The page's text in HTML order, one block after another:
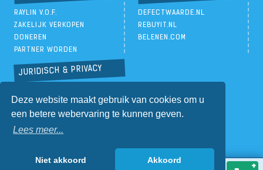
Deze website maakt gebruik van cookies om u
een betere webervaring te kunnen geven.
Lees meer...
Niet akkoord Akkoord
RAYLIN V.O.F.
ZAKELIJK VERKOPEN
DONEREN
PARTNER WORDEN
DEFECTWAARDE.NL
REBUYIT.NL
BELENEN.COM
JURIDISCH & PRIVACY
ALGEMENE VOORWAARDEN